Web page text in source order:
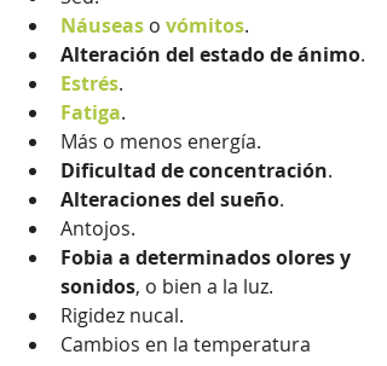
Náuseas o vómitos.
Alteración del estado de ánimo.
Estrés.
Fatiga.
Más o menos energía.
Dificultad de concentración.
Alteraciones del sueño.
Antojos.
Fobia a determinados olores y
sonidos, o bien a la luz.
Rigidez nucal.
Cambios en la temperatura